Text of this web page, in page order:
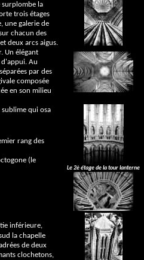
la
trois étages
une galerie de
chacun des
deux arcs aigus.
Un élégant
Au
par des
composée
en son milieu
qui osa
rang des
(le
Le 2è étage de la tour lanterne
inférieure,
la chapelle
de deux
clochetons,